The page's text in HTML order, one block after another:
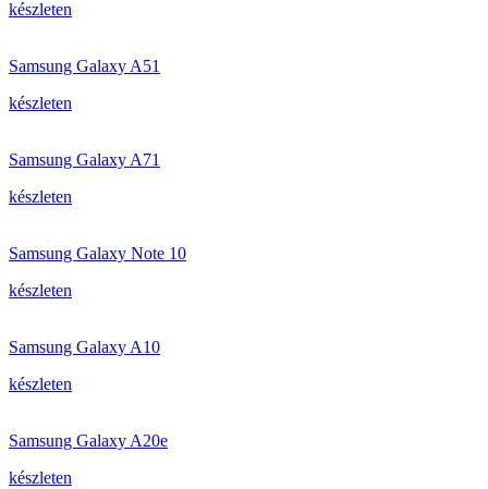
készleten
Samsung Galaxy A51
készleten
Samsung Galaxy A71
készleten
Samsung Galaxy Note 10
készleten
Samsung Galaxy A10
készleten
Samsung Galaxy A20e
készleten